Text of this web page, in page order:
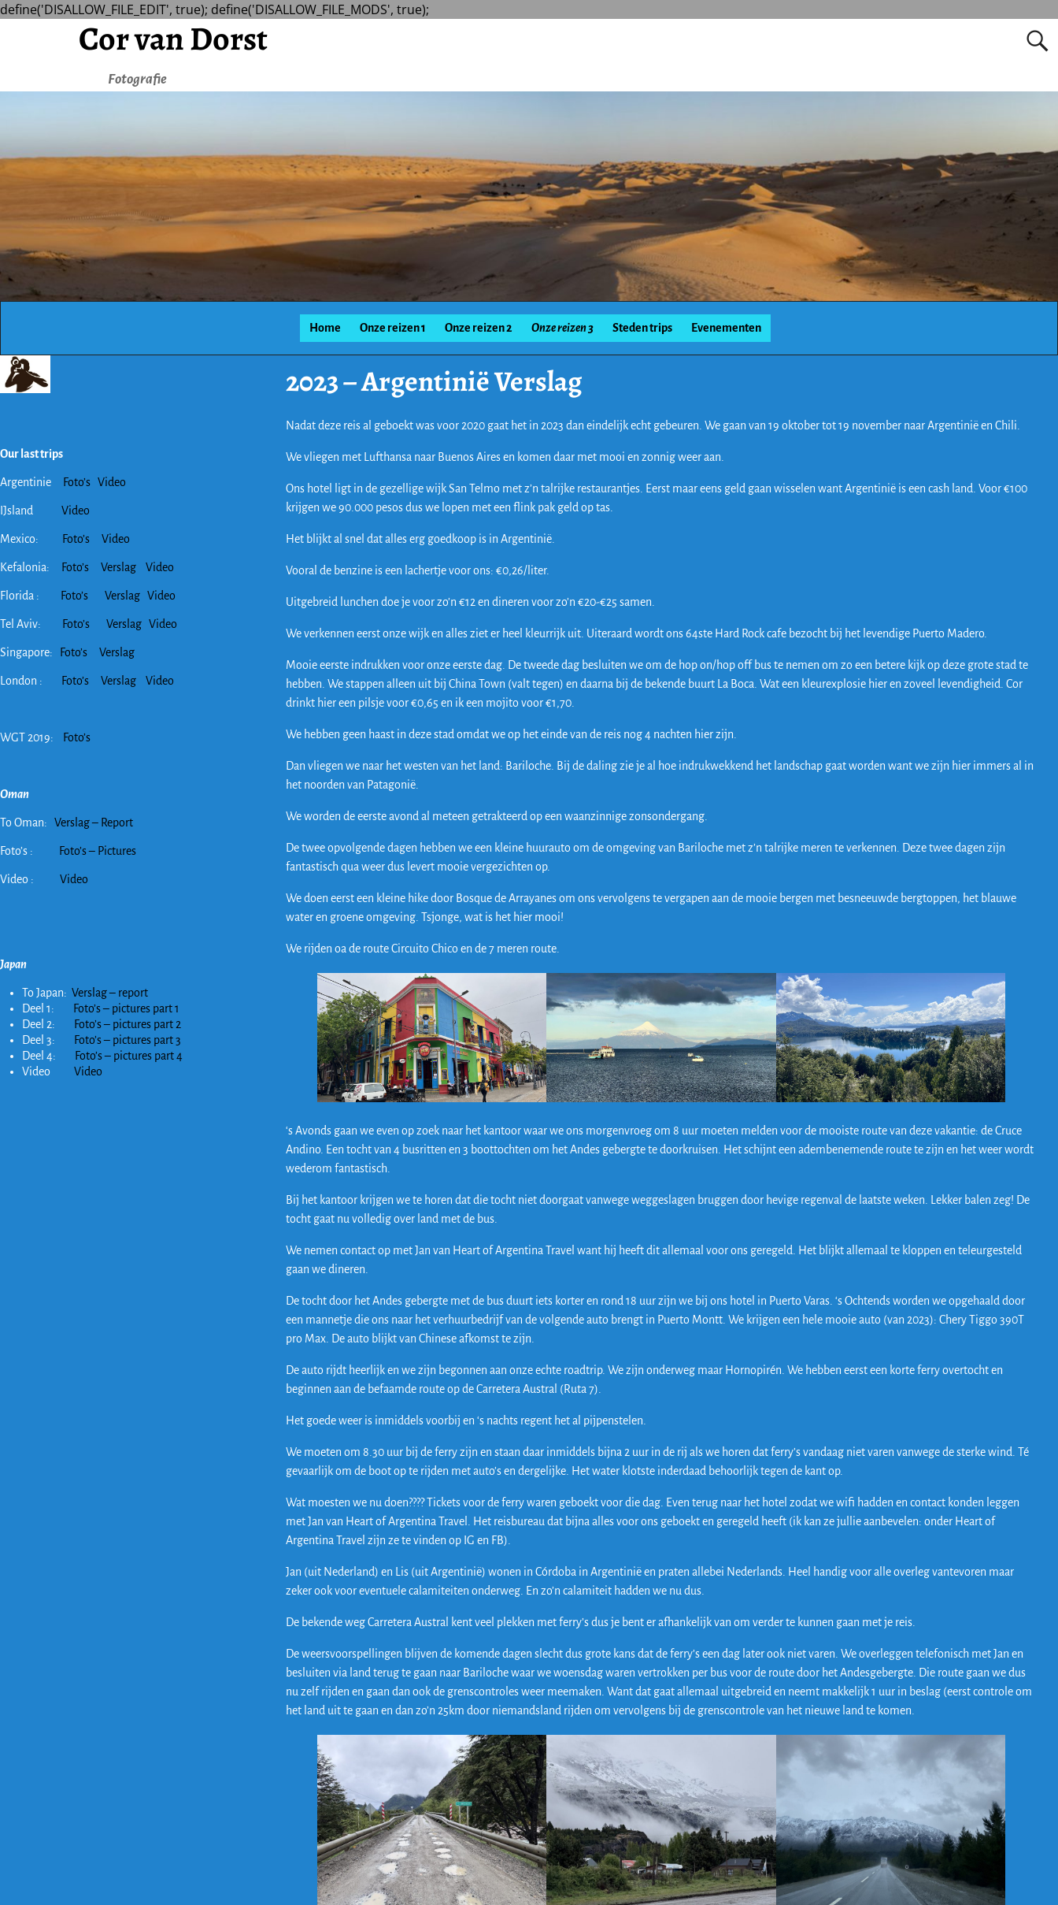
define('DISALLOW_FILE_EDIT', true); define('DISALLOW_FILE_MODS', true);
Cor van Dorst
Fotografie
Home Onze reizen 1 Onze reizen 2 Onze reizen 3 Steden trips Evenementen
2023 – Argentinië Verslag
Nadat deze reis al geboekt was voor 2020 gaat het in 2023 dan eindelijk echt gebeuren. We gaan van 19 oktober tot 19 november naar Argentinië en Chili.
We vliegen met Lufthansa naar Buenos Aires en komen daar met mooi en zonnig weer aan.
Ons hotel ligt in de gezellige wijk San Telmo met z’n talrijke restaurantjes. Eerst maar eens geld gaan wisselen want Argentinië is een cash land. Voor €100
krijgen we 90.000 pesos dus we lopen met een flink pak geld op tas.
Het blijkt al snel dat alles erg goedkoop is in Argentinië.
Vooral de benzine is een lachertje voor ons: €0,26/liter.
Uitgebreid lunchen doe je voor zo’n €12 en dineren voor zo’n €20-€25 samen.
We verkennen eerst onze wijk en alles ziet er heel kleurrijk uit. Uiteraard wordt ons 64ste Hard Rock cafe bezocht bij het levendige Puerto Madero.
Mooie eerste indrukken voor onze eerste dag. De tweede dag besluiten we om de hop on/hop off bus te nemen om zo een betere kijk op deze grote stad te
hebben. We stappen alleen uit bij China Town (valt tegen) en daarna bij de bekende buurt La Boca. Wat een kleurexplosie hier en zoveel levendigheid. Cor
drinkt hier een pilsje voor €0,65 en ik een mojito voor €1,70.
We hebben geen haast in deze stad omdat we op het einde van de reis nog 4 nachten hier zijn.
Dan vliegen we naar het westen van het land: Bariloche. Bij de daling zie je al hoe indrukwekkend het landschap gaat worden want we zijn hier immers al in
het noorden van Patagonië.
We worden de eerste avond al meteen getrakteerd op een waanzinnige zonsondergang.
De twee opvolgende dagen hebben we een kleine huurauto om de omgeving van Bariloche met z’n talrijke meren te verkennen. Deze twee dagen zijn
fantastisch qua weer dus levert mooie vergezichten op.
We doen eerst een kleine hike door Bosque de Arrayanes om ons vervolgens te vergapen aan de mooie bergen met besneeuwde bergtoppen, het blauwe
water en groene omgeving. Tsjonge, wat is het hier mooi!
We rijden oa de route Circuito Chico en de 7 meren route.
‘s Avonds gaan we even op zoek naar het kantoor waar we ons morgenvroeg om 8 uur moeten melden voor de mooiste route van deze vakantie: de Cruce
Andino. Een tocht van 4 busritten en 3 boottochten om het Andes gebergte te doorkruisen. Het schijnt een adembenemende route te zijn en het weer wordt
wederom fantastisch.
Bij het kantoor krijgen we te horen dat die tocht niet doorgaat vanwege weggeslagen bruggen door hevige regenval de laatste weken. Lekker balen zeg! De
tocht gaat nu volledig over land met de bus.
We nemen contact op met Jan van Heart of Argentina Travel want hij heeft dit allemaal voor ons geregeld. Het blijkt allemaal te kloppen en teleurgesteld
gaan we dineren.
De tocht door het Andes gebergte met de bus duurt iets korter en rond 18 uur zijn we bij ons hotel in Puerto Varas. ‘s Ochtends worden we opgehaald door
een mannetje die ons naar het verhuurbedrijf van de volgende auto brengt in Puerto Montt. We krijgen een hele mooie auto (van 2023): Chery Tiggo 390T
pro Max. De auto blijkt van Chinese afkomst te zijn.
De auto rijdt heerlijk en we zijn begonnen aan onze echte roadtrip. We zijn onderweg maar Hornopirén. We hebben eerst een korte ferry overtocht en
beginnen aan de befaamde route op de Carretera Austral (Ruta 7).
Het goede weer is inmiddels voorbij en ‘s nachts regent het al pijpenstelen.
We moeten om 8.30 uur bij de ferry zijn en staan daar inmiddels bijna 2 uur in de rij als we horen dat ferry’s vandaag niet varen vanwege de sterke wind. Té
gevaarlijk om de boot op te rijden met auto’s en dergelijke. Het water klotste inderdaad behoorlijk tegen de kant op.
Wat moesten we nu doen???? Tickets voor de ferry waren geboekt voor die dag. Even terug naar het hotel zodat we wifi hadden en contact konden leggen
met Jan van Heart of Argentina Travel. Het reisbureau dat bijna alles voor ons geboekt en geregeld heeft (ik kan ze jullie aanbevelen: onder Heart of
Argentina Travel zijn ze te vinden op IG en FB).
Jan (uit Nederland) en Lis (uit Argentinië) wonen in Córdoba in Argentinië en praten allebei Nederlands. Heel handig voor alle overleg vantevoren maar
zeker ook voor eventuele calamiteiten onderweg. En zo’n calamiteit hadden we nu dus.
De bekende weg Carretera Austral kent veel plekken met ferry’s dus je bent er afhankelijk van om verder te kunnen gaan met je reis.
De weersvoorspellingen blijven de komende dagen slecht dus grote kans dat de ferry’s een dag later ook niet varen. We overleggen telefonisch met Jan en
besluiten via land terug te gaan naar Bariloche waar we woensdag waren vertrokken per bus voor de route door het Andesgebergte. Die route gaan we dus
nu zelf rijden en gaan dan ook de grenscontroles weer meemaken. Want dat gaat allemaal uitgebreid en neemt makkelijk 1 uur in beslag (eerst controle om
het land uit te gaan en dan zo’n 25km door niemandsland rijden om vervolgens bij de grenscontrole van het nieuwe land te komen.
Our last trips
Argentinie Foto’s Video
IJsland Video
Mexico: Foto’s Video
Kefalonia: Foto’s Verslag Video
Florida : Foto’s Verslag Video
Tel Aviv: Foto’s Verslag Video
Singapore: Foto’s Verslag
London : Foto’s Verslag Video
WGT 2019: Foto’s
Oman
To Oman: Verslag – Report
Foto’s : Foto’s – Pictures
Video : Video
Japan
To Japan: Verslag – report
Deel 1:
Foto’s – pictures part 1
Deel 2:
Foto’s – pictures part 2
Deel 3:
Foto’s – pictures part 3
Deel 4:
Foto’s – pictures part 4
Video Video